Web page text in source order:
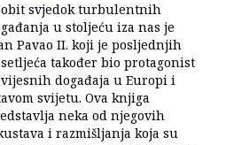
svjedok turbulentnih
u stoljeću iza nas je
Pavao II. koji je posljednjih
također bio protagonist
događaja u Europi i
svijetu. Ova knjiga
neka od njegovih
i razmišljanja koja su